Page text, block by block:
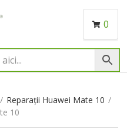
0
/ Reparații Huawei Mate 10 /
10